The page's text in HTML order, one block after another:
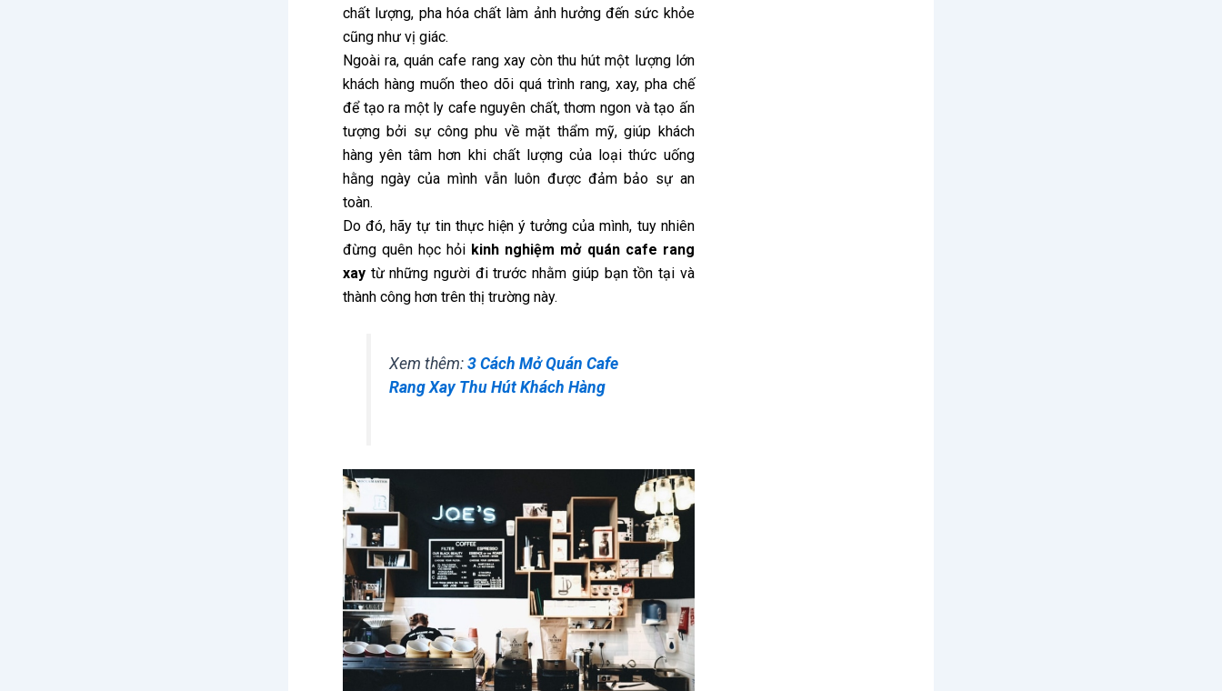
chất lượng, pha hóa chất làm ảnh hưởng đến sức khỏe
cũng như vị giác.
Ngoài ra, quán cafe rang xay còn thu hút một lượng lớn
khách hàng muốn theo dõi quá trình rang, xay, pha chế
để tạo ra một ly cafe nguyên chất, thơm ngon và tạo ấn
tượng bởi sự công phu về mặt thẩm mỹ, giúp khách
hàng yên tâm hơn khi chất lượng của loại thức uống
hằng ngày của mình vẫn luôn được đảm bảo sự an
toàn.
Do đó, hãy tự tin thực hiện ý tưởng của mình, tuy nhiên
đừng quên học hỏi kinh nghiệm mở quán cafe rang
xay từ những người đi trước nhằm giúp bạn tồn tại và
thành công hơn trên thị trường này.
Xem thêm:3 Cách Mở Quán Cafe
Rang Xay Thu Hút Khách Hàng